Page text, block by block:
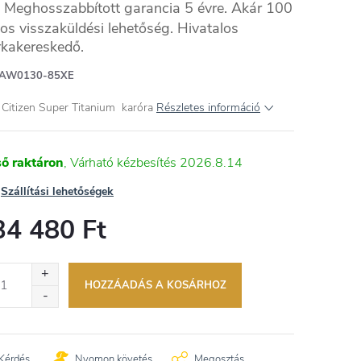
Meghosszabbított garancia 5 évre. Akár 100
visszaküldési lehetőség. Hivatalos
85XE
Super Titanium karóra Részletes információ
raktáron 2026.8.14
Szállítási lehetőségek
480 Ft
HOZZÁADÁS A KOSÁRHOZ